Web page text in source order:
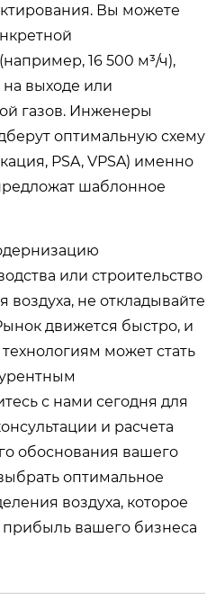
Вы можете
16 500 м³/ч),
выходе или
газов. Инженеры
оптимальную схему
PSA, VPSA) именно
шаблонное
или строительство
воздуха, не откладывайте
движется быстро, и
может стать
с нами сегодня для
и расчета
обоснования вашего
оптимальное
воздуха, которое
вашего бизнеса